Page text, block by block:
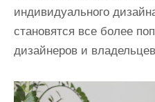
индивидуального
становятся все более
дизайнеров и